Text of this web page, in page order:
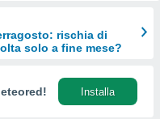
rischia di
solo a fine mese?
Installa